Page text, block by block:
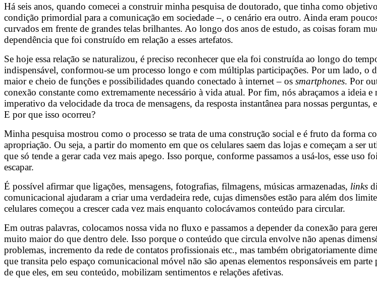
Há seis anos, quando comecei a construir minha pesquisa de doutorado, que tinha como
condição primordial para a comunicação em sociedade –, o cenário era outro. Ainda eram
curvados em frente de grandes telas brilhantes. Ao longo dos anos de estudo, as coisas foram
dependência que foi construído em relação a esses artefatos.
Se hoje essa relação se naturalizou, é preciso reconhecer que ela foi construída ao longo do
indispensável, conformou-se um processo longo e com múltiplas participações. Por um lado,
maior e cheio de funções e possibilidades quando conectado à internet – os smartphones. Por
conexão constante como extremamente necessário à vida atual. Por fim, nós abraçamos a ideia
imperativo da velocidade da troca de mensagens, da resposta instantânea para nossas
E por que isso ocorreu?
Minha pesquisa mostrou como o processo se trata de uma construção social e é fruto da forma
apropriação. Ou seja, a partir do momento em que os celulares saem das lojas e começam a ser
que só tende a gerar cada vez mais apego. Isso porque, conforme passamos a usá-los, esse
escapar.
É possível afirmar que ligações, mensagens, fotografias, filmagens, músicas armazenadas, links
comunicacional ajudaram a criar uma verdadeira rede, cujas dimensões estão para além dos
celulares começou a crescer cada vez mais enquanto colocávamos conteúdo para circular.
Em outras palavras, colocamos nossa vida no fluxo e passamos a depender da conexão para
muito maior do que dentro dele. Isso porque o conteúdo que circula envolve não apenas
problemas, incremento da rede de contatos profissionais etc., mas também obrigatoriamente
que transita pelo espaço comunicacional móvel não são apenas elementos responsáveis em
de que eles, em seu conteúdo, mobilizam sentimentos e relações afetivas.